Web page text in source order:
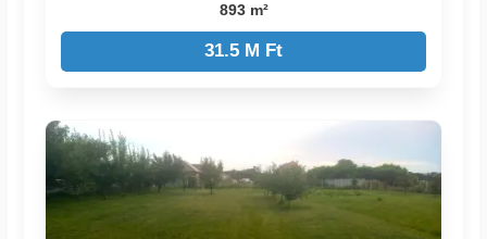
893 m²
31.5 M Ft